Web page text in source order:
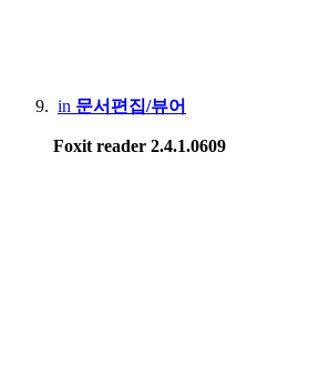
in 문서편집/뷰어
Foxit reader 2.4.1.0609